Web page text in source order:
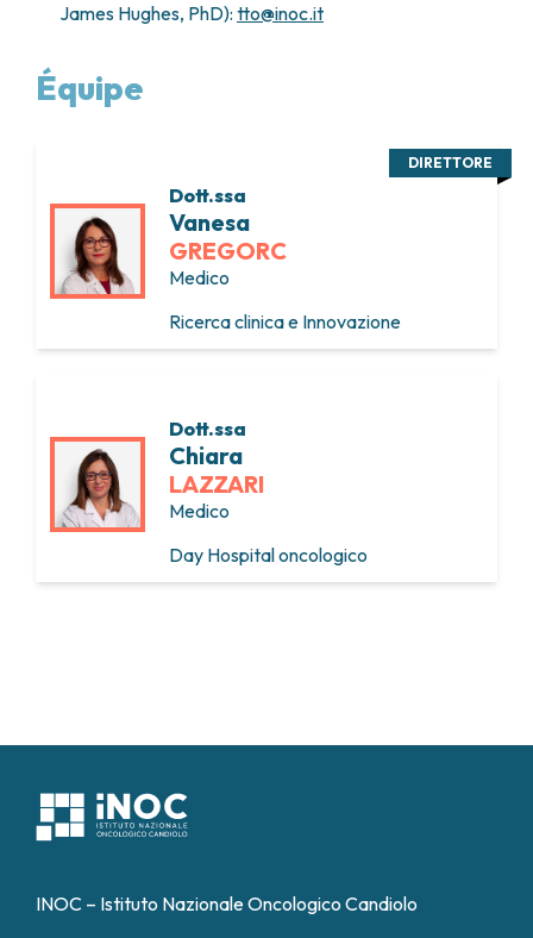
James Hughes, PhD): tto@inoc.it
Équipe
Dott.ssa
Vanesa
GREGORC
Medico
Ricerca clinica e Innovazione
DIRETTORE
Dott.ssa
Chiara
LAZZARI
Medico
Day Hospital oncologico
INOC – Istituto Nazionale Oncologico Candiolo